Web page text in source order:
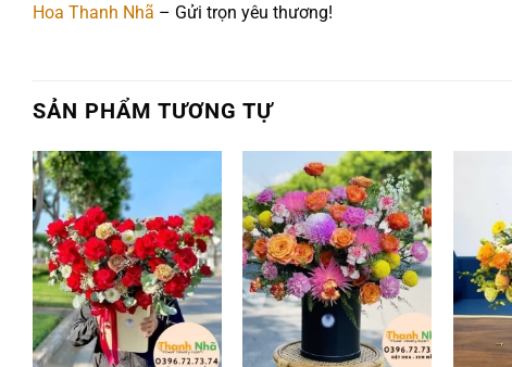
Hoa Thanh Nhã – Gửi trọn yêu thương!
SẢN PHẨM TƯƠNG TỰ
Add to
wishlist
Add to
wishlist